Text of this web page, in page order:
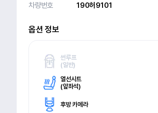
차량번호
190허9101
옵션 정보
썬루프
(일반)
열선시트
(앞좌석)
후방 카메라